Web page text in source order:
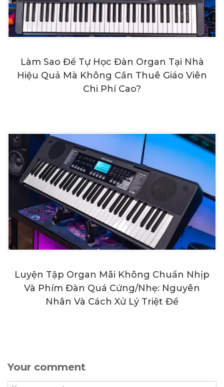
Làm Sao Để Tự Học Đàn Organ Tại Nhà
Hiệu Quả Mà Không Cần Thuê Giáo Viên
Chi Phí Cao?
Luyện Tập Organ Mãi Không Chuẩn Nhịp
Và Phím Đàn Quá Cứng/Nhẹ: Nguyên
Nhân Và Cách Xử Lý Triệt Để
Your comment